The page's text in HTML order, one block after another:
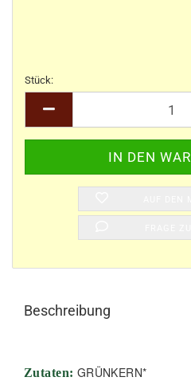
Stück:
Beschreibung
Zutaten: GRÜNKERN*